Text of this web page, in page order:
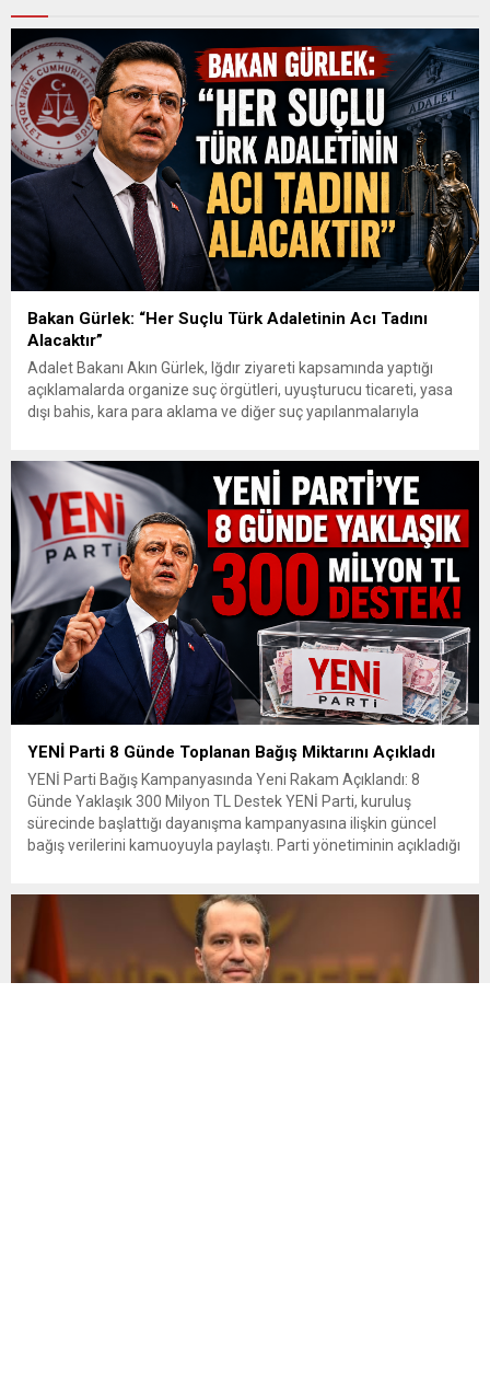
Bakan Gürlek: “Her Suçlu Türk Adaletinin Acı Tadını
Alacaktır”
Adalet Bakanı Akın Gürlek, Iğdır ziyareti kapsamında yaptığı
açıklamalarda organize suç örgütleri, uyuşturucu ticareti, yasa
dışı bahis, kara para aklama ve diğer suç yapılanmalarıyla
kullanıldığını belirterek, “Biz artık suç örgütleri ve illegal
yapılanmaların bir adım...
YENİ Parti 8 Günde Toplanan Bağış Miktarını Açıkladı
YENİ Parti Bağış Kampanyasında Yeni Rakam Açıklandı: 8
Günde Yaklaşık 300 Milyon TL Destek YENİ Parti, kuruluş
sürecinde başlattığı dayanışma kampanyasına ilişkin güncel
bağış verilerini kamuoyuyla paylaştı. Parti yönetiminin açıkladığı
binlerce vatandaşın destek verdiği belirtilirken,...